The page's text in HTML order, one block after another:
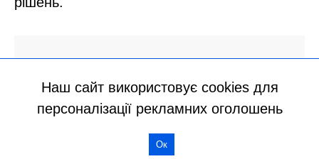
Наш сайт використовує cookies для
персоналізації рекламних оголошень
Ок